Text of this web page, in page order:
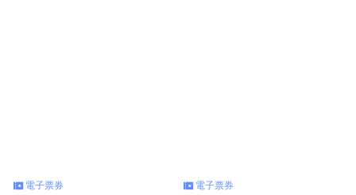
電子票券 電子票券